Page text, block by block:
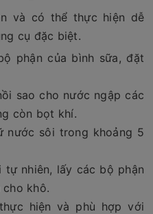
và có thể thực hiện dễ
cụ đặc biệt.
phận của bình sữa, đặt
sao cho nước ngập các
còn bọt khí.
nước sôi trong khoảng 5
tự nhiên, lấy các bộ phận
cho khô.
hiện và phù hợp với